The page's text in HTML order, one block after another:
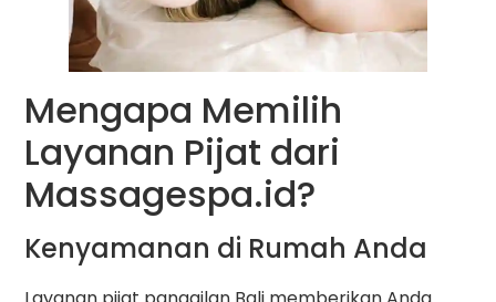
Mengapa Memilih
Layanan Pijat dari
Massagespa.id?
Kenyamanan di Rumah Anda